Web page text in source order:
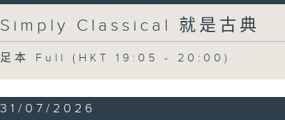
Simply Classical 就是古典
足本 Full (HKT 19:05 - 20:00)
31/07/2026